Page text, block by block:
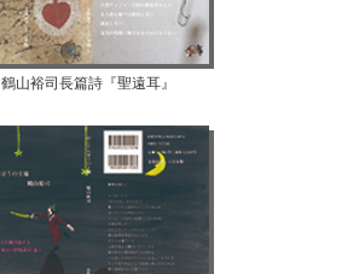
鶴山裕司長篇詩『聖遠耳』